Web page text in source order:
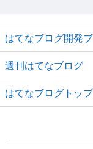
はてなブログ開発
週刊はてなブログ
はてなブログトップ